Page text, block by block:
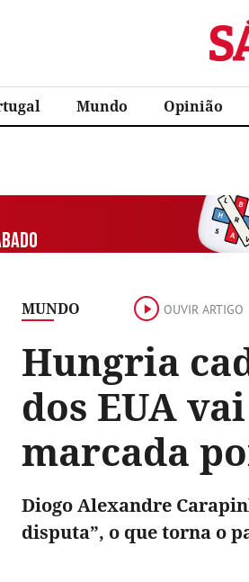
Mundo Opinião
MUNDO OUVIR ARTIGO
Hungria
dos EUA
marcada
Diogo Alexandre
disputa”, o que torna o